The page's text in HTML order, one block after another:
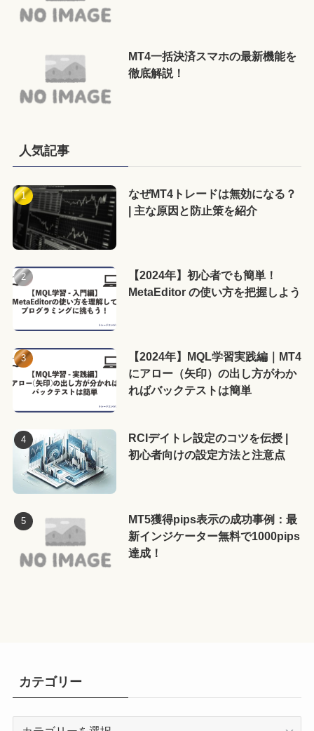
MT4一括決済スマホの最新機能を
徹底解説！
人気記事
なぜMT4トレードは無効になる？
| 主な原因と防止策を紹介
【2024年】初心者でも簡単！
MetaEditor の使い方を把握しよう
【2024年】MQL学習実践編｜MT4
にアロー（矢印）の出し方がわか
ればバックテストは簡単
RCIデイトレ設定のコツを伝授 |
初心者向けの設定方法と注意点
MT5獲得pips表示の成功事例：最
新インジケーター無料で1000pips
達成！
カテゴリー